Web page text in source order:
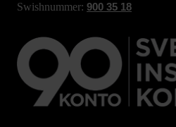
Swishnummer: 900 35 18